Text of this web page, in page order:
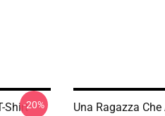
Shirt-20%
Una Ragazza